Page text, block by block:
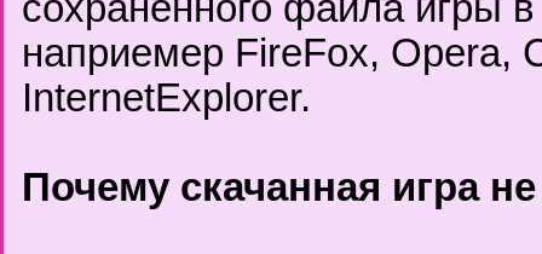
наприемер FireFox, Opera,
InternetExplorer.
Почему скачанная игра